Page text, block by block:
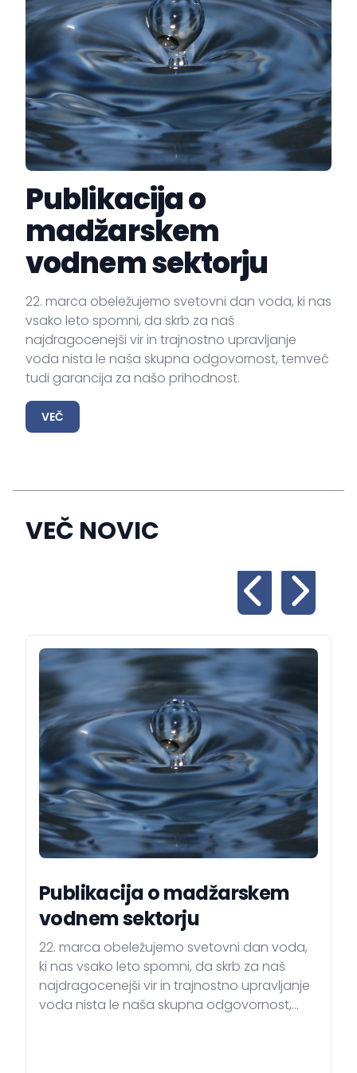
Publikacija o
madžarskem
vodnem sektorju
22. marca obeležujemo svetovni dan voda, ki nas
vsako leto spomni, da skrb za naš
najdragocenejši vir in trajnostno upravljanje
voda nista le naša skupna odgovornost, temveč
tudi garancija za našo prihodnost.
VEČ
VEČ NOVIC
Publikacija o madžarskem
vodnem sektorju
22. marca obeležujemo svetovni dan voda,
ki nas vsako leto spomni, da skrb za naš
najdragocenejši vir in trajnostno upravljanje
voda nista le naša skupna odgovornost,